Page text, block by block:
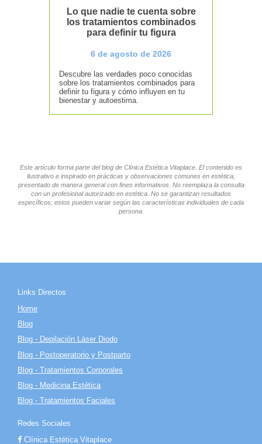
Lo que nadie te cuenta sobre
los tratamientos combinados
para definir tu figura
6 de agosto de 2026
Descubre las verdades poco conocidas
sobre los tratamientos combinados para
definir tu figura y cómo influyen en tu
bienestar y autoestima.
Este artículo forma parte del blog de Clínica Estética Vitaplace. El contenido es
ilustrativo e inspirado en prácticas y observaciones comunes en estética,
presentado de manera general con fines informativos. No reemplaza la consulta
con un profesional autorizado en estética. No se garantizan resultados
específicos; estos pueden variar según las características individuales de cada
persona.
Links Directos
Home
Blog
Blog - Depilación Láser Diodo
Blog - Postoperatorio y Postparto
Blog - Tratamientos Corporales
Blog - Medicina Estética
Blog - Tratamientos Faciales
Redes Sociales
Clínica Estética Vitaplace